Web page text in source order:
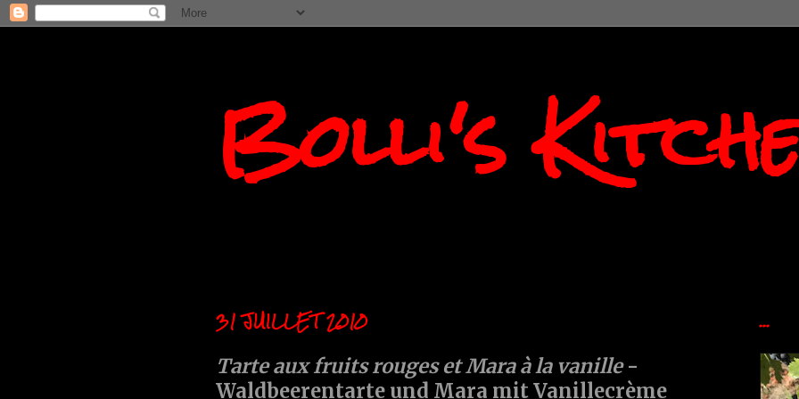
Bolli's
31 JUILLET 2010
Tarte aux fruits rouges et Mara à la vanille-
Waldbeerentarte und Mara mit Vanillecrème
...